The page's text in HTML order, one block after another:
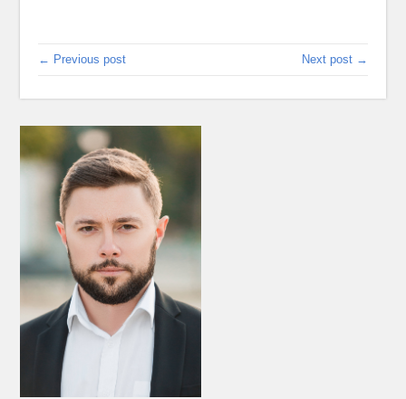
← Previous post Next post →